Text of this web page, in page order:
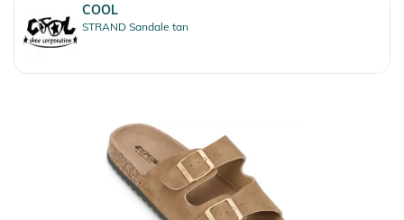
COOL
STRAND Sandale tan